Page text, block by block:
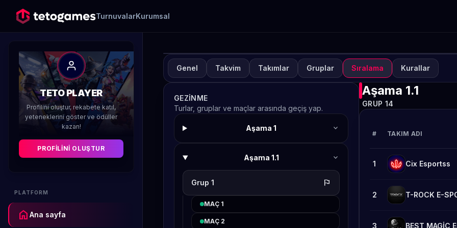
TurnuvalarKurumsal
TETO PLAYER
Profilini oluştur, rekabete katıl,
yeteneklerini göster ve ödüller
kazan!
PROFILINI OLUŞTUR
PLATFORM
home Ana sayfa
TURNUVA KAPALI
Always-ON PUBG MOBILE
Hafta 2
Düzenleyen TETO
Genel Takvim Takımlar Gruplar Sıralama Kurallar
GEZINME
Turlar, gruplar ve maçlar arasında geçiş yap.
Aşama 1 expand_more
Aşama 1.1 expand_more
Grup 1 flag
MAÇ 1
MAÇ 2
Aşama 1.1
GRUP 14
# TAKIM ADI
1 Cix Esportss
2 T-ROCK E-
3 BEST MAGİC